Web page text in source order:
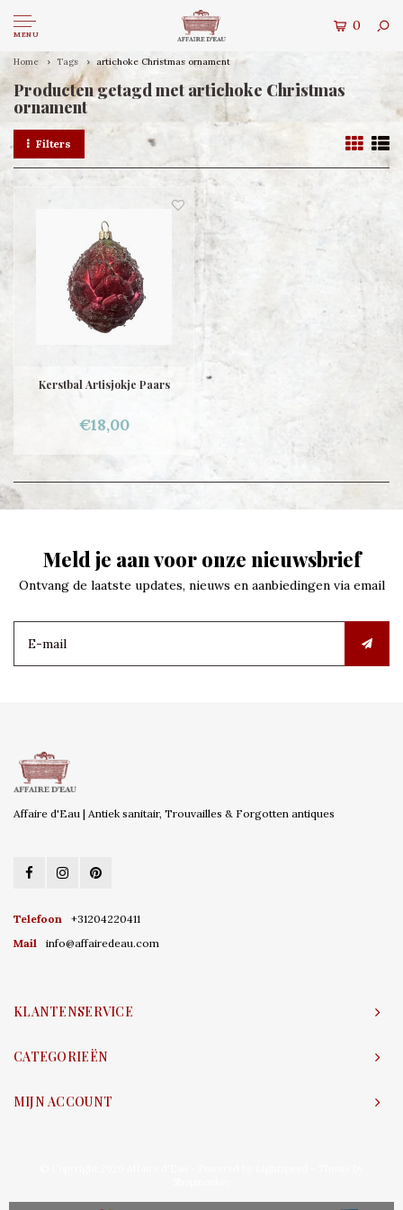
MENU
0
Home Tags artichoke Christmas ornament
Producten getagd met artichoke Christmas
ornament
Filters
Kerstbal Artisjokje Paars
€18,00
Meld je aan voor onze nieuwsbrief
Ontvang de laatste updates, nieuws en aanbiedingen via email
Affaire d'Eau | Antiek sanitair, Trouvailles & Forgotten antiques
Telefoon
+31204220411
Mail
info@affairedeau.com
KLANTENSERVICE
CATEGORIEËN
MIJN ACCOUNT